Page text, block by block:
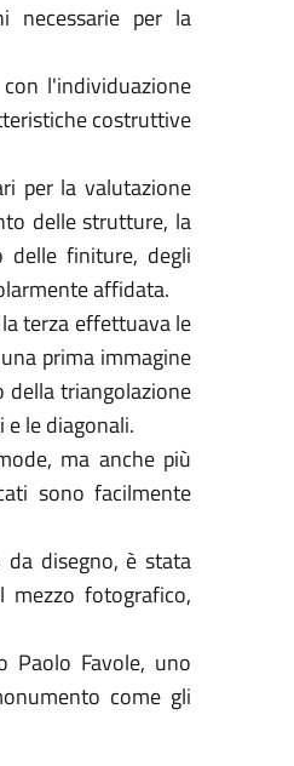
necessarie per la
l'individuazione
costruttive
per la valutazione
delle strutture, la
finiture, degli
affidata.
terza effettuava le
prima immagine
triangolazione
le diagonali.
ma anche più
sono facilmente
da disegno, è stata
fotografico,
Paolo Favole, uno
come gli